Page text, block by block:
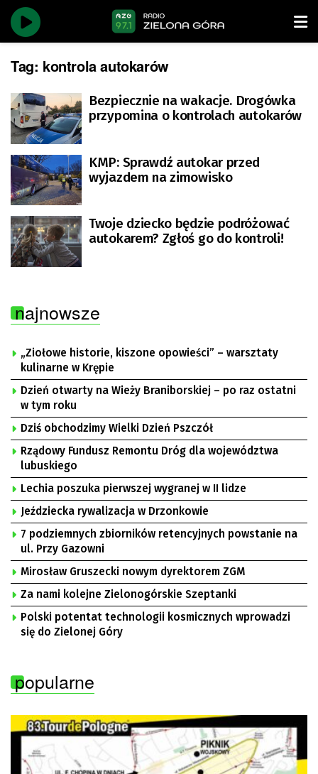
Tag: kontrola autokarów
Bezpiecznie na wakacje. Drogówka
przypomina o kontrolach autokarów
KMP: Sprawdź autokar przed
wyjazdem na zimowisko
Twoje dziecko będzie podróżować
autokarem? Zgłoś go do kontroli!
najnowsze
„Ziołowe historie, kiszone opowieści” – warsztaty
kulinarne w Krępie
Dzień otwarty na Wieży Braniborskiej – po raz ostatni
w tym roku
Dziś obchodzimy Wielki Dzień Pszczół
Rządowy Fundusz Remontu Dróg dla województwa
lubuskiego
Lechia poszuka pierwszej wygranej w II lidze
Jeździecka rywalizacja w Drzonkowie
7 podziemnych zbiorników retencyjnych powstanie na
ul. Przy Gazowni
Mirosław Gruszecki nowym dyrektorem ZGM
Za nami kolejne Zielonogórskie Szeptanki
Polski potentat technologii kosmicznych wprowadzi
się do Zielonej Góry
popularne